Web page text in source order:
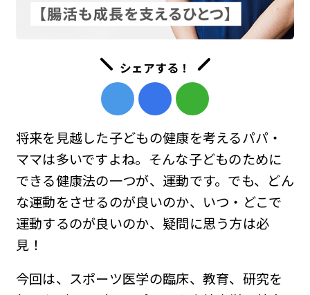
シェアする！
将来を見越した子どもの健康を考えるパパ・
ママは多いですよね。そんな子どものために
できる健康法の一つが、運動です。でも、どん
な運動をさせるのが良いのか、いつ・どこで
運動するのが良いのか、疑問に思う方は必
見！
今回は、スポーツ医学の臨床、教育、研究を